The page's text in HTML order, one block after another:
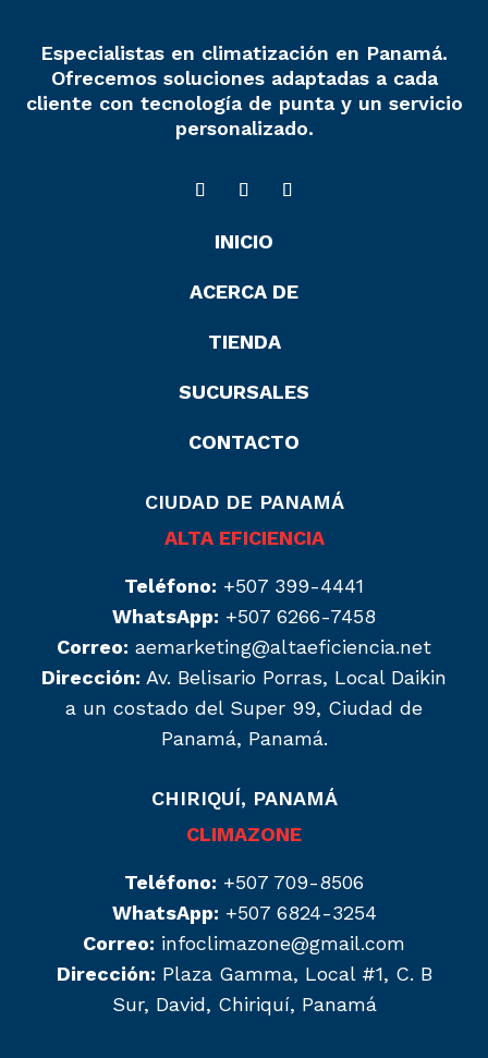
Especialistas en climatización en Panamá.
Ofrecemos soluciones adaptadas a cada
cliente con tecnología de punta y un servicio
personalizado.
INICIO
ACERCA DE
TIENDA
SUCURSALES
CONTACTO
CIUDAD DE PANAMÁ
ALTA EFICIENCIA
Teléfono: +507 399-4441
WhatsApp: +507 6266-7458
Correo: aemarketing@altaeficiencia.net
Dirección: Av. Belisario Porras, Local Daikin
a un costado del Super 99, Ciudad de
Panamá, Panamá.
CHIRIQUÍ, PANAMÁ
CLIMAZONE
Teléfono: +507 709-8506
WhatsApp: +507 6824-3254
Correo: infoclimazone@gmail.com
Dirección: Plaza Gamma, Local #1, C. B
Sur, David, Chiriquí, Panamá